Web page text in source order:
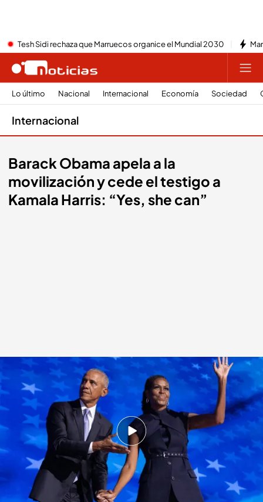
Tesh Sidi rechaza que Marruecos organice el Mundial 2030
Lo último Nacional Internacional Economía Sociedad
Internacional
Barack Obama apela a la
movilización y cede el testigo a
Kamala Harris: “Yes, she can”
Barack y Michelle Obama apoyan la candidatura de Kamala Harris
Redacción digital Noticias Cuatro Europa Press
21 AGO 2024 - 14:48h.
Barack Obama alaba a Joe Biden y celebra que
"haya pasado el testigo" a Kamala Harris:
"EEUU está listo para este nuevo capítulo"
Michelle Obama asegura que "Harris es una de